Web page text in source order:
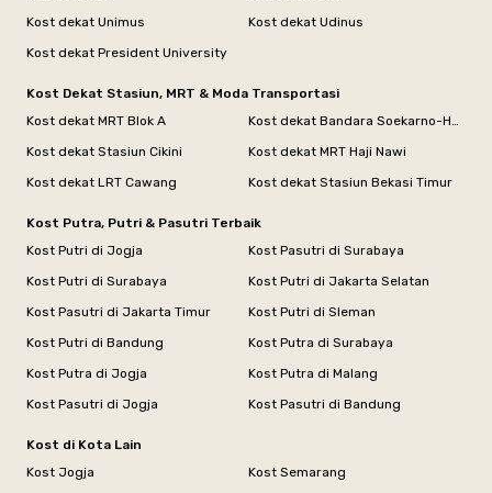
Kost dekat Unimus
Kost dekat Udinus
Kost dekat President University
Kost Dekat Stasiun, MRT & Moda Transportasi
Kost dekat MRT Blok A
Kost dekat Stasiun Cikini
Kost dekat MRT Haji Nawi
Kost dekat LRT Cawang
Kost dekat Stasiun Bekasi Timur
Kost Putra, Putri & Pasutri Terbaik
Kost Putri di Jogja
Kost Pasutri di Surabaya
Kost Putri di Surabaya
Kost Putri di Jakarta Selatan
Kost Pasutri di Jakarta Timur
Kost Putri di Sleman
Kost Putri di Bandung
Kost Putra di Surabaya
Kost Putra di Jogja
Kost Putra di Malang
Kost Pasutri di Jogja
Kost Pasutri di Bandung
Kost di Kota Lain
Kost Jogja
Kost Semarang